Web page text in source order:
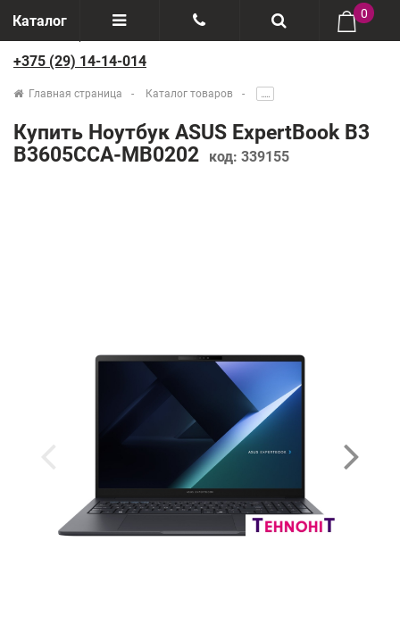
Каталог
Отзывы
Производители
+375(29) 888-44-44
0
+375 (29) 14-14-014
Главная страница Каталог товаров .....
Купить Ноутбук ASUS ExpertBook B3
B3605CCA-MB0202
код: 339155